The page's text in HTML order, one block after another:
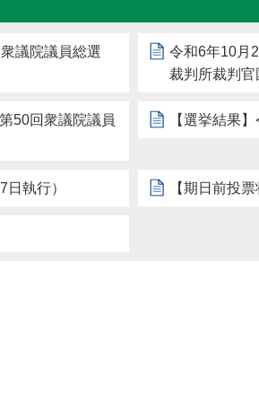
議院議員総選
令和6年10月
裁判所裁判
50回衆議院議員
【選挙結果
執行） 【期日前投